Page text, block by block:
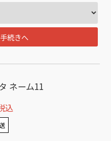
続きへ
ネーム11
込